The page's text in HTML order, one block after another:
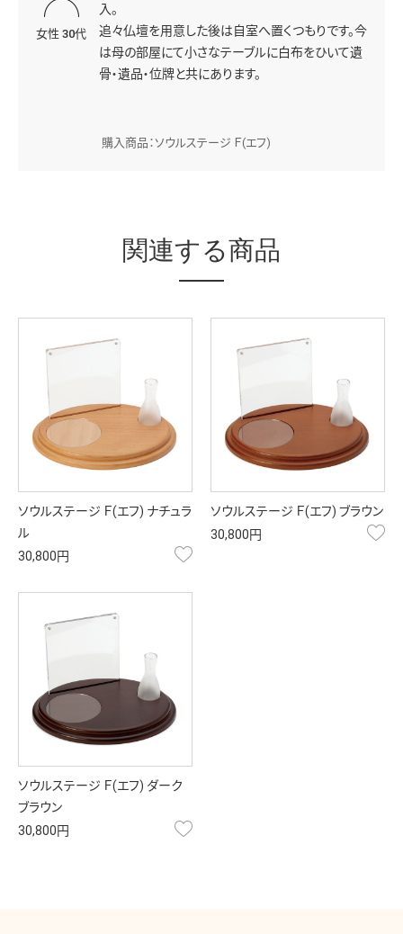
女性 30代
入。
追々仏壇を用意した後は自室へ置くつもりです。今
は母の部屋にて小さなテーブルに白布をひいて遺
骨・遺品・位牌と共にあります。
購入商品：ソウルステージ Ｆ(エフ)
関連する商品
ソウルステージ Ｆ(エフ) ナチュラ
ル
30,800円
ソウルステージ Ｆ(エフ) ブラウン
30,800円
ソウルステージ Ｆ(エフ) ダーク
ブラウン
30,800円